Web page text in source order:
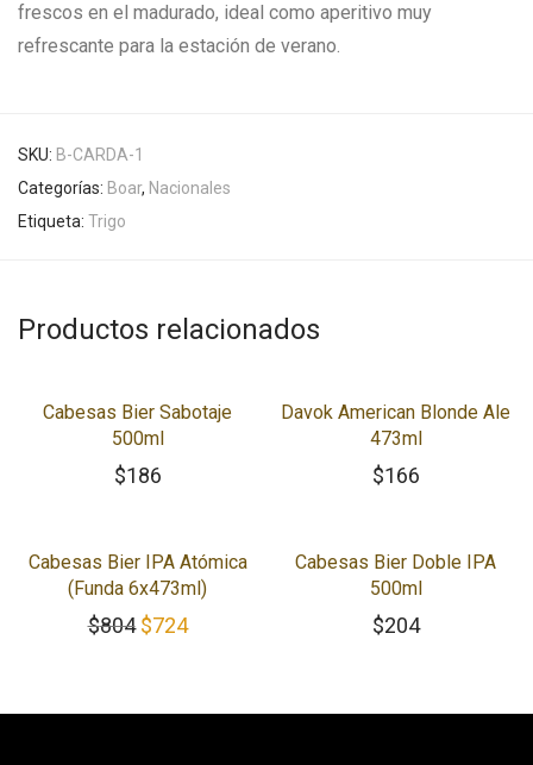
frescos en el madurado, ideal como aperitivo muy
refrescante para la estación de verano.
SKU: B-CARDA-1
Categorías: Boar, Nacionales
Etiqueta: Trigo
Productos relacionados
Cabesas Bier Sabotaje
500ml
$186
Davok American Blonde Ale
473ml
$166
-10%
Cabesas Bier IPA Atómica
(Funda 6x473ml)
$804 El precio original era: $804.
$724El precio actual es: $724.
Cabesas Bier Doble IPA
500ml
$204